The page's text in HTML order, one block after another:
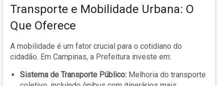
Transporte e Mobilidade Urbana: O
Que Oferece
A mobilidade é um fator crucial para o cotidiano do
cidadão. Em Campinas, a Prefeitura investe em:
Sistema de Transporte Público: Melhoria do transporte